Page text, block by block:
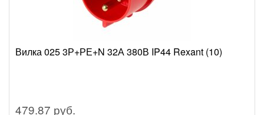
Вилка 025 3Р+РЕ+N 32А 380В IP44 Rexant (10)
479.87 руб.